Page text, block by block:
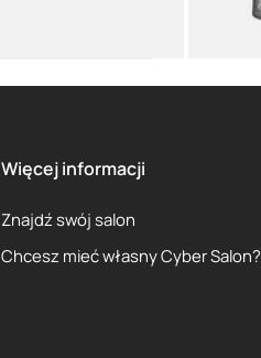
Więcej informacji
Znajdź swój salon
Chcesz mieć własny Cyber Salon?